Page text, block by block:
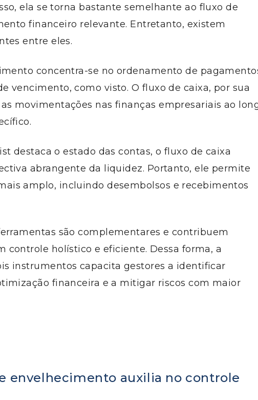
ela se torna bastante semelhante ao fluxo de
financeiro relevante. Entretanto, existem
entre eles.
concentra-se no ordenamento de
vencimento, como visto. O fluxo de caixa, por sua
movimentações nas finanças empresariais ao
destaca o estado das contas, o fluxo de caixa
abrangente da liquidez. Portanto, ele permite
amplo, incluindo desembolsos e recebimentos
são complementares e contribuem
controle holístico e eficiente. Dessa forma, a
instrumentos capacita gestores a identificar
financeira e a mitigar riscos com maior
envelhecimento auxilia no controle